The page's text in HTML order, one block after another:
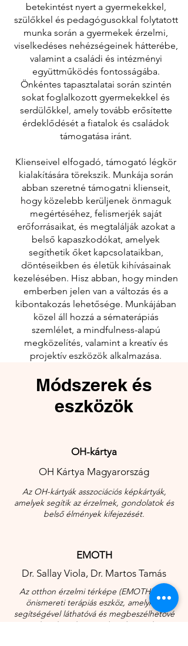
betekintést nyert a gyermekekkel,
szülőkkel és pedagógusokkal folytatott
munka során a gyermekek érzelmi,
viselkedéses nehézségeinek hátterébe,
valamint a családi és intézményi
együttműködés fontosságába.
Önkéntes tapasztalatai során szintén
sokat foglalkozott gyermekekkel és
serdülőkkel, amely tovább erősítette
érdeklődését a fiatalok és családok
támogatása iránt.
Klienseivel elfogadó, támogató légkör
kialakítására törekszik. Munkája során
abban szeretné támogatni klienseit,
hogy közelebb kerüljenek önmaguk
megértéséhez, felismerjék saját
erőforrásaikat, és megtalálják azokat a
belső kapaszkodókat, amelyek
segíthetik őket kapcsolataikban,
döntéseikben és életük kihívásainak
kezelésében. Hisz abban, hogy minden
emberben jelen van a változás és a
kibontakozás lehetősége. Munkájában
közel áll hozzá a sématerápiás
szemlélet, a mindfulness-alapú
megközelítés, valamint a kreatív és
projektív eszközök alkalmazása.
Módszerek és
eszközök
OH-kártya
OH Kártya Magyarország
Az OH-kártyák asszociációs képkártyák,
amelyek segítik az érzelmek, gondolatok és
belső élmények kifejezését.
EMOTH
Dr. Sallay Viola, Dr. Martos Tamás
Az otthon érzelmi térképe (EMOTH) egy
önismereti terápiás eszköz, amelynek
segítségével láthatóvá és megbeszélhetővé
tehetők azok az érzelmi élmények,